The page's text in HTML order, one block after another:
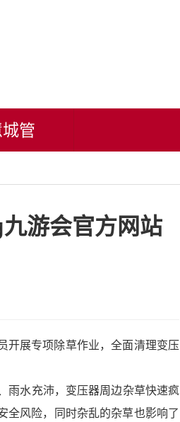
管
游会官方网站
开展专项除草作业，全面清理变压
雨水充沛，变压器周边杂草快速疯
全风险，同时杂乱的杂草也影响了